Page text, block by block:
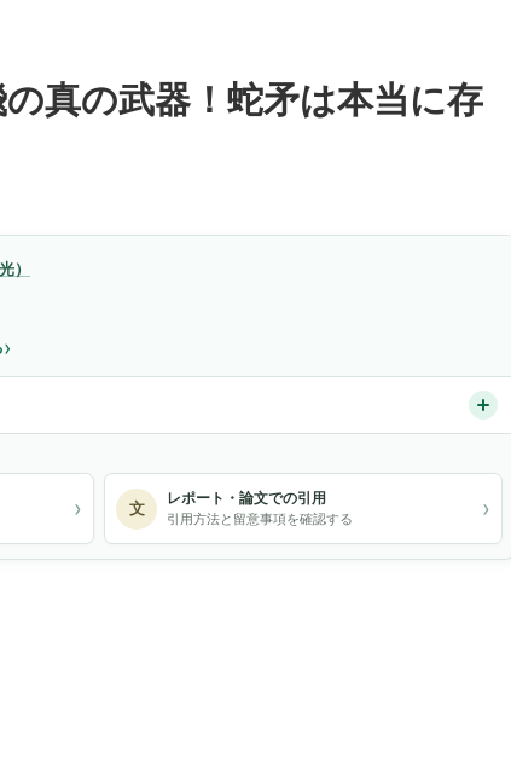
の真の武器！蛇矛は本当に存
）
›
› 文 レポート・論文での引用
引用方法と留意事項を確認する ›